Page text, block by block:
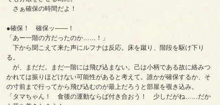
さぁ確保の時間だよ！
●確保！ 確保ッ――！
「あー一階の方だったのか……！」
下から聞こえて来た声にルフナは反応。床を蹴り、階段を駆け下り
る。
が、まだだ。まだ一階には飛び込まない。己は小柄である故に絡みつ
かれては振りほどけない可能性があると考えて。誰かが確保するか、そ
の寸前まで行ってから飛び込むのが最上だろうと部屋を覗き込み。
「タマちゃん！ 食後の運動ならば付き合おう！ 少しだがね……だか